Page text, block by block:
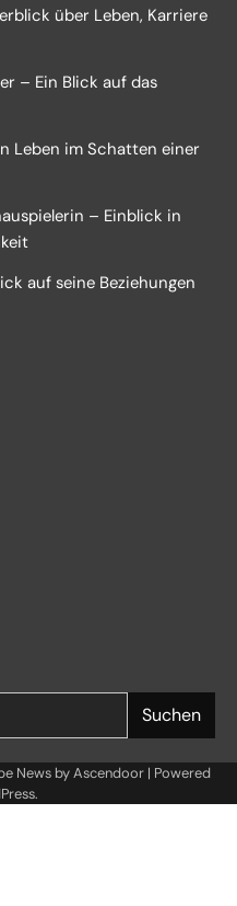
über Leben, Karriere
– Ein Blick auf das
Leben im Schatten einer
– Einblick in
auf seine Beziehungen
Suchen
News byAscendoor | Powered
.